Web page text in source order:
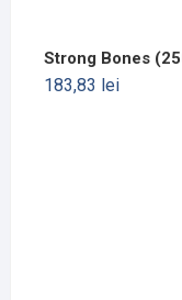
Strong Bones
183,83 lei